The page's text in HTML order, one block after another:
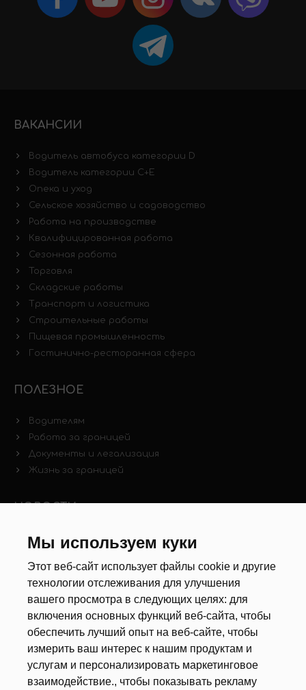
Мы используем куки
Этот веб-сайт использует файлы cookie и другие
технологии отслеживания для улучшения
вашего просмотра в следующих целях: для
включения основных функций веб-сайта, чтобы
обеспечить лучший опыт на веб-сайте, чтобы
измерить ваш интерес к нашим продуктам и
услугам и персонализировать маркетинговое
взаимодействие., чтобы показывать рекламу
ВАКАНСИИ
Водитель автобуса категории D
Водитель категории C+E
Опека и уход
Сельское хозяйство и садоводство
Работа на производстве
Квалифицированная работа
Сезонная работа
Торговля
Складские работы
Транспорт и логистика
Строительные работы
Пищевая промышленность
Гостинично-ресторанная сфера
ПОЛЕЗНОЕ
Водителям
Работа за границей
Документы и легализация
Жизнь за границей
НОВОСТИ
Новости рынка труда
Анкета
Калькулятор дат
Документы